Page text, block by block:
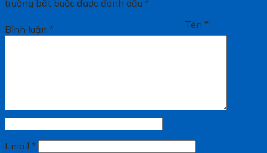
trường bắt buộc được đánh dấu *
Bình luận * Tên*
Email *